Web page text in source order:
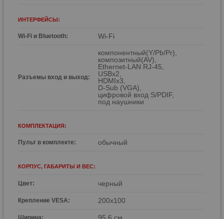
ИНТЕРФЕЙСЫ:
Wi-Fi и Bluetooth: Wi-Fi
Разъемы вход и выход:
компонентный(Y/Pb/Pr),
композитный(AV),
Ethernet-LAN RJ-45,
USBx2,
HDMIx3,
D-Sub (VGA),
цифровой вход S/PDIF,
под наушники
КОМПЛЕКТАЦИЯ:
Пульт в комплекте: обычный
КОРПУС, ГАБАРИТЫ И ВЕС:
Цвет: черный
Крепление VESA: 200x100
Ширина: